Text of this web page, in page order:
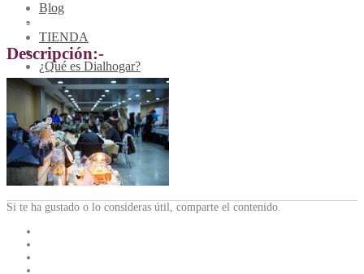
Blog
TIENDA
¿Qué es Dialhogar?
Contacto
Encuentros Dialhogar
Tiendas_Crea Fest
Descripción:-
Si te ha gustado o lo consideras útil, comparte el contenido.